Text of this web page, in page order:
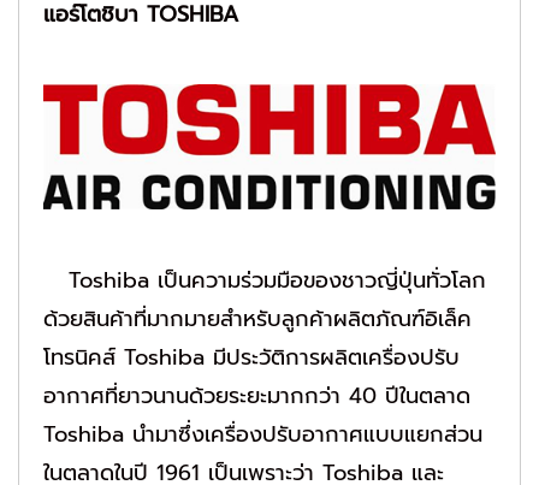
แอร์โตชิบา TOSHIBA
Toshiba เป็นความร่วมมือของชาวญี่ปุ่นทั่วโลก
ด้วยสินค้าที่มากมายสำหรับลูกค้าผลิตภัณฑ์อิเล็ค
โทรนิคส์ Toshiba มีประวัติการผลิตเครื่องปรับ
อากาศที่ยาวนานด้วยระยะมากกว่า 40 ปีในตลาด
Toshiba นำมาซึ่งเครื่องปรับอากาศแบบแยกส่วน
ในตลาดในปี 1961 เป็นเพราะว่า Toshiba และ